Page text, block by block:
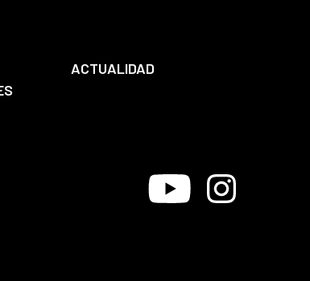
ACTUALIDAD
Youtube Instagram